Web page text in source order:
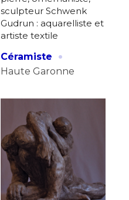
sculpteur Schwenk
Gudrun : aquarelliste et
artiste textile
Céramiste
·
Haute Garonne